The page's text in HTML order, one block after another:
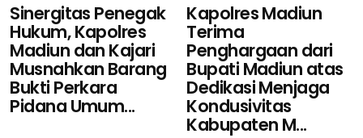
Sinergitas Penegak
Hukum, Kapolres
Madiun dan Kajari
Musnahkan Barang
Bukti Perkara
Pidana Umum...
Kapolres Madiun
Terima
Penghargaan dari
Bupati Madiun atas
Dedikasi Menjaga
Kondusivitas
Kabupaten M...